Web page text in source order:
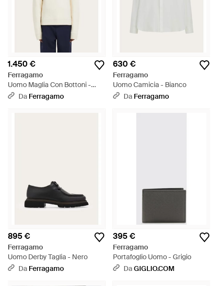
1.450 €
Ferragamo
Uomo Maglia Con Bottoni -
Neutro
Da Ferragamo
630 €
Ferragamo
Uomo Camicia - Bianco
Da Ferragamo
895 €
Ferragamo
Uomo Derby Taglia - Nero
Da Ferragamo
395 €
Ferragamo
Portafoglio Uomo - Grigio
DaGIGLIO.COM